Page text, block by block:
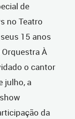
de
no Teatro
15 anos
À
o cantor
julho, a
da